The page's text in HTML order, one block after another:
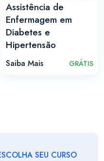
Assistência de
Enfermagem em
Diabetes e
Hipertensão
Saiba Mais GRÁTIS
SEU CURSO